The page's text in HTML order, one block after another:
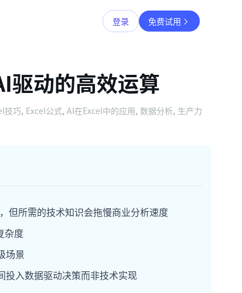
登录 免费试用
驱动的高效运算
技巧, Excel公式, AI在Excel中的应用, 数据分析, 生产力
但所需的技术知识会拖慢商业分析速度
杂度
场景
投入数据驱动决策而非技术实现